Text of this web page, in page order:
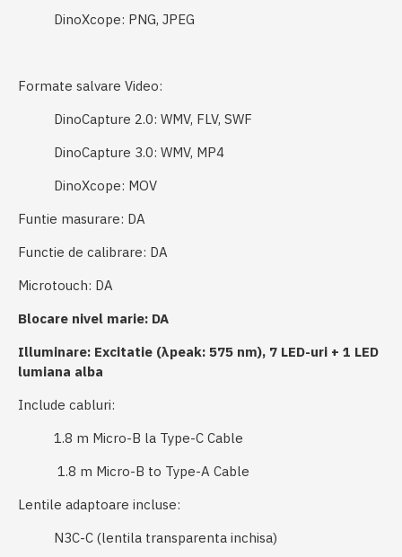
DinoXcope: PNG, JPEG
Formate salvare Video:
DinoCapture 2.0: WMV, FLV, SWF
DinoCapture 3.0: WMV, MP4
DinoXcope: MOV
Funtie masurare: DA
​Functie de calibrare: DA
​Microtouch: DA
Blocare nivel marie: DA
Illuminare: Excitatie (λpeak: 575 nm), 7 LED-uri + 1 LED
lumiana alba
Include cabluri:
1.8 m Micro-B la Type-C Cable
1.8 m Micro-B to Type-A Cable
Lentile adaptoare incluse:
N3C-C (lentila transparenta inchisa)